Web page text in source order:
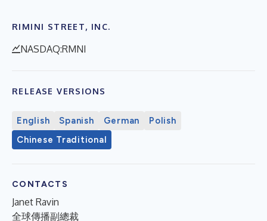
RIMINI STREET, INC.
NASDAQ:RMNI
RELEASE VERSIONS
English Spanish German
Polish
Chinese Traditional
CONTACTS
Janet Ravin
全球傳播副總裁